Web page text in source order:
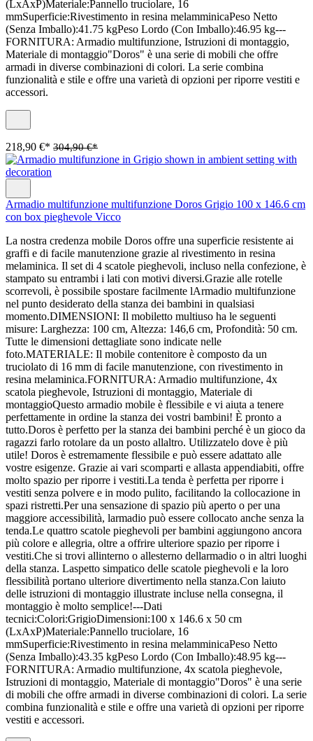
(LxAxP)Materiale:Pannello truciolare, 16
mmSuperficie:Rivestimento in resina melamminicaPeso Netto
(Senza Imballo):41.75 kgPeso Lordo (Con Imballo):46.95 kg---
FORNITURA: Armadio multifunzione, Istruzioni di montaggio,
Materiale di montaggio"Doros" è una serie di mobili che offre
armadi in diverse combinazioni di colori. La serie combina
funzionalità e stile e offre una varietà di opzioni per riporre vestiti e
accessori.
218,90 €* 304,90 €*
Armadio multifunzione multifunzione Doros Grigio 100 x 146.6 cm
con box pieghevole Vicco
La nostra credenza mobile Doros offre una superficie resistente ai
graffi e di facile manutenzione grazie al rivestimento in resina
melaminica. Il set di 4 scatole pieghevoli, incluso nella confezione, è
stampato su entrambi i lati con motivi diversi.Grazie alle rotelle
scorrevoli, è possibile spostare facilmente lArmadio multifunzione
nel punto desiderato della stanza dei bambini in qualsiasi
momento.DIMENSIONI: Il mobiletto multiuso ha le seguenti
misure: Larghezza: 100 cm, Altezza: 146,6 cm, Profondità: 50 cm.
Tutte le dimensioni dettagliate sono indicate nelle
foto.MATERIALE: Il mobile contenitore è composto da un
truciolato di 16 mm di facile manutenzione, con rivestimento in
resina melaminica.FORNITURA: Armadio multifunzione, 4x
scatola pieghevole, Istruzioni di montaggio, Materiale di
montaggioQuesto armadio mobile è flessibile e vi aiuta a tenere
perfettamente in ordine la stanza dei vostri bambini! È pronto a
tutto.Doros è perfetto per la stanza dei bambini perché è un gioco da
ragazzi farlo rotolare da un posto allaltro. Utilizzatelo dove è più
utile! Doros è estremamente flessibile e può essere adattato alle
vostre esigenze. Grazie ai vari scomparti e allasta appendiabiti, offre
molto spazio per riporre i vestiti.La tenda è perfetta per riporre i
vestiti senza polvere e in modo pulito, facilitando la collocazione in
spazi ristretti.Per una sensazione di spazio più aperto o per una
maggiore accessibilità, larmadio può essere collocato anche senza la
tenda.Le quattro scatole pieghevoli per bambini aggiungono ancora
più colore e allegria, oltre a offrire ulteriore spazio per riporre i
vestiti.Che si trovi allinterno o allesterno dellarmadio o in altri luoghi
della stanza. Laspetto simpatico delle scatole pieghevoli e la loro
flessibilità portano ulteriore divertimento nella stanza.Con laiuto
delle istruzioni di montaggio illustrate incluse nella consegna, il
montaggio è molto semplice!---Dati
tecnici:Colori:GrigioDimensioni:100 x 146.6 x 50 cm
(LxAxP)Materiale:Pannello truciolare, 16
mmSuperficie:Rivestimento in resina melamminicaPeso Netto
(Senza Imballo):43.35 kgPeso Lordo (Con Imballo):48.95 kg---
FORNITURA: Armadio multifunzione, 4x scatola pieghevole,
Istruzioni di montaggio, Materiale di montaggio"Doros" è una serie
di mobili che offre armadi in diverse combinazioni di colori. La serie
combina funzionalità e stile e offre una varietà di opzioni per riporre
vestiti e accessori.